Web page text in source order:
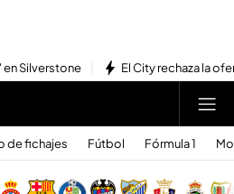
en Silverstone El City rechaza la
de fichajes Fútbol Fórmula 1